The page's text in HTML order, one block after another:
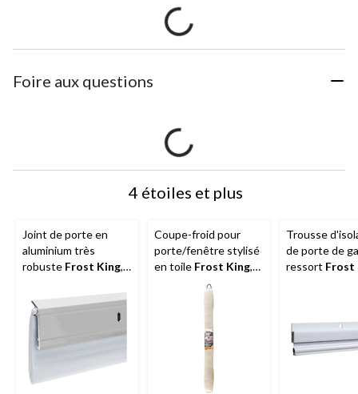
Foire aux questions
4 étoiles et plus
Joint de porte en
aluminium très
robuste Frost King,
Coupe-froid pour
porte/fenêtre stylisé
en toile Frost King,
36 po, havane
Trousse
de porte de
ressort Frost